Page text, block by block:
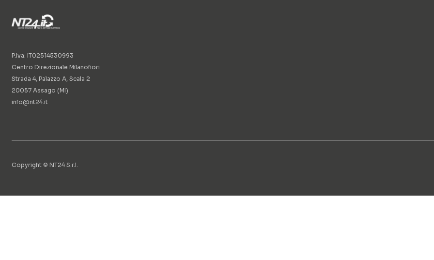
P.Iva: IT02514530993
Centro Direzionale Milanofiori
Strada 4, Palazzo A, Scala 2
20057 Assago (MI)
info@nt24.it
Copyright © NT24 S.r.l.